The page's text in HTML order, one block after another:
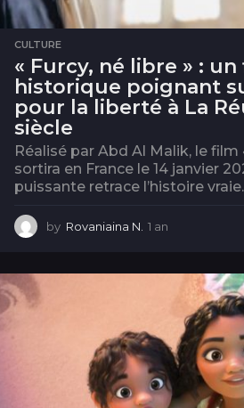
CULTURE
« Furcy, né libre » :
historique poignant
pour la liberté à La
siècle
Réalisé par Abd Al Malik, le film
sortira en France le 14 janvier
puissante retrace l’histoire
by Rovaniaina N. 1 an